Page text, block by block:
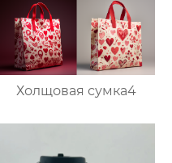
Холщовая сумка4